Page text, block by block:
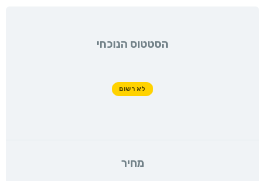
הסטטוס הנוכחי
לא רשום
מחיר